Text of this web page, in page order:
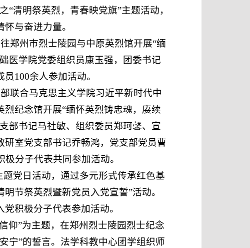
清明祭英烈，青春映党旗”主题活动，
与奋进力量。
郑州市烈士陵园与中原英烈馆开展“缅
医学院党委组织员康玉强，团委书记
100余人参加活动。
联合马克思主义学院习近平新时代中
纪念馆开展“缅怀英烈铸忠魂，赓续
部书记马社敏、组织委员郑珂馨、宣
室党支部书记乔畅鸿，党支部党员曹
分子代表共同参加活动。
党日活动，通过多元形式传承红色基
节祭英烈暨新党员入党宣誓”活动。
积极分子代表参加活动。
仰”为主题，在郑州烈士陵园烈士纪念
宁”的誓言。法学科教中心团学组织师